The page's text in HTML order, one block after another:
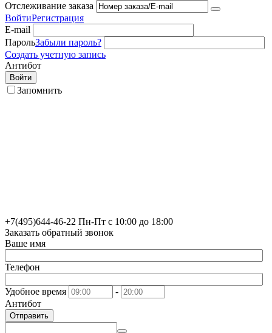
Отслеживание заказа
ВойтиРегистрация
E-mail
ПарольЗабыли пароль?
Создать учетную запись
Антибот
Войти
Запомнить
+7(495)644-46-22 Пн-Пт с 10:00 до 18:00
Заказать обратный звонок
Ваше имя
Телефон
Удобное время
-
Антибот
Отправить